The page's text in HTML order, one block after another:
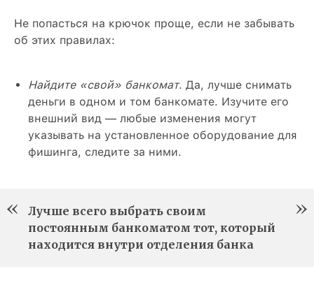
Не попасться на крючок проще, если не забывать
об этих правилах:
Найдите «свой» банкомат. Да, лучше снимать
деньги в одном и том банкомате. Изучите его
внешний вид — любые изменения могут
указывать на установленное оборудование для
фишинга, следите за ними.
Лучше всего выбрать своим
постоянным банкоматом тот, который
находится внутри отделения банка